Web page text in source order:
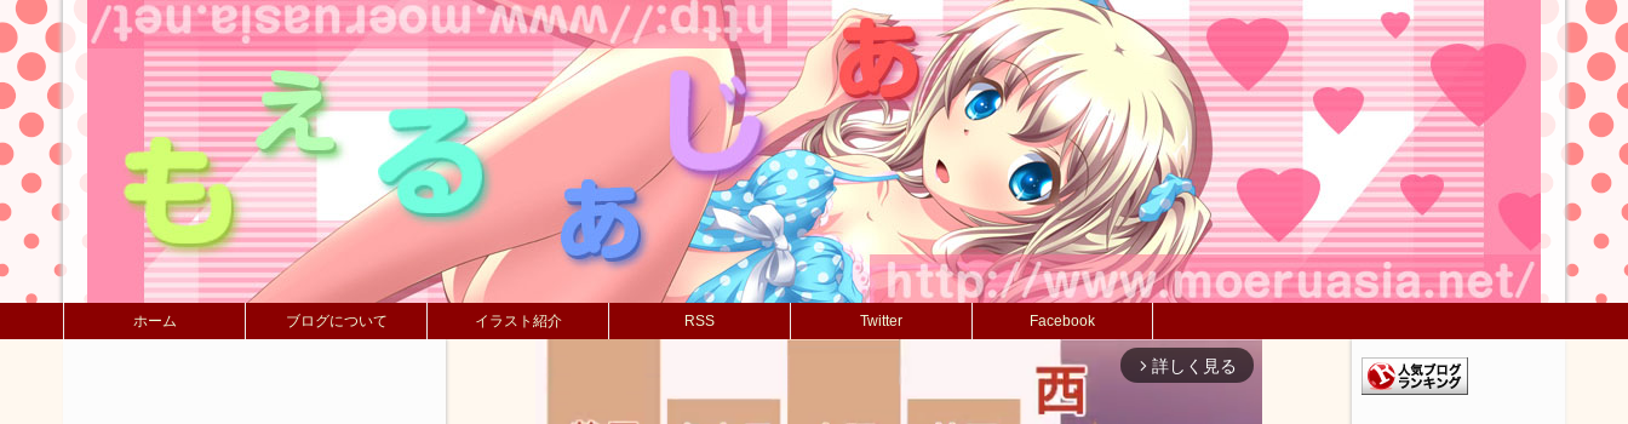
ホーム ブログについて イラスト紹介 RSS Twitter Facebook
arrow_forward_ios 詳しく見る